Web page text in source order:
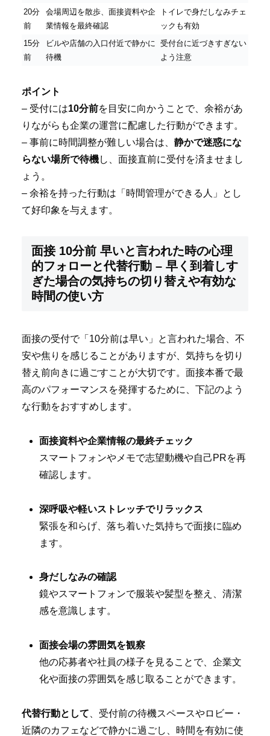
20分
前
会場周辺を散歩、面接資料や企
業情報を最終確認
トイレで身だしなみチェ
ックも有効
15分
前
ビルや店舗の入口付近で静かに
待機
受付台に近づきすぎない
よう注意
ポイント
– 受付には10分前を目安に向かうことで、余裕があ
りながらも企業の運営に配慮した行動ができます。
– 事前に時間調整が難しい場合は、 静かで迷惑にな
らない場所で待機し、面接直前に受付を済ませまし
ょう。
– 余裕を持った行動は「時間管理ができる人」とし
て好印象を与えます。
面接 10分前 早いと言われた時の心理
的フォローと代替行動 – 早く到着しす
ぎた場合の気持ちの切り替えや有効な
時間の使い方
面接の受付で「10分前は早い」と言われた場合、不
安や焦りを感じることがありますが、気持ちを切り
替え前向きに過ごすことが大切です。面接本番で最
高のパフォーマンスを発揮するために、下記のよう
な行動をおすすめします。
面接資料や企業情報の最終チェック
スマートフォンやメモで志望動機や自己PRを再
確認します。
深呼吸や軽いストレッチでリラックス
緊張を和らげ、落ち着いた気持ちで面接に臨め
ます。
身だしなみの確認
鏡やスマートフォンで服装や髪型を整え、清潔
感を意識します。
面接会場の雰囲気を観察
他の応募者や社員の様子を見ることで、企業文
化や面接の雰囲気を感じ取ることができます。
代替行動として 、受付前の待機スペースやロビー・
近隣のカフェなどで静かに過ごし、時間を有効に使